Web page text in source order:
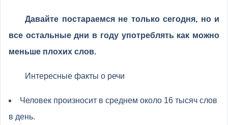
Давайте постараемся не только сегодня, но и
все остальные дни в году употреблять как можно
меньше плохих слов.
Интересные факты о речи
Человек произносит в среднем около 16 тысяч слов
в день.